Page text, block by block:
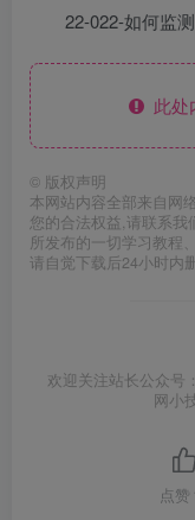
22-022-如何监
此处
© 版权声明
本网站内容全部来自网
您的合法权益,请联系我
所发布的一切学习教程
请自觉下载后24小时内
欢迎关注站长公众号
网小
点赞